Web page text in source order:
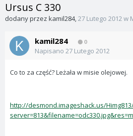
Ursus C 330
dodany przez kamil284,27 Lutego 2012w
kamil284 0
Napisano 27 Lutego 2012
Co to za część? Leżała w misie olejowej.
http://desmond.imageshack.us/